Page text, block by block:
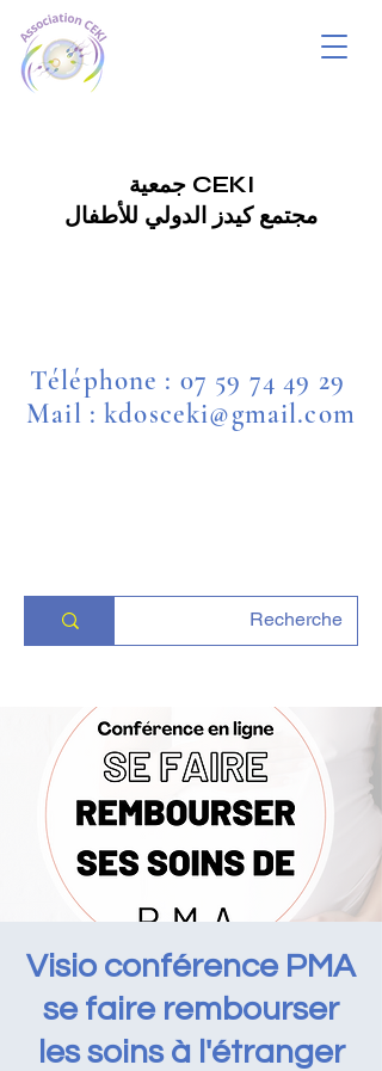
جمعية CEKI
مجتمع كيدز الدولي للأطفال
Téléphone : 07 59 74 49 29
Mail : kdosceki@gmail.com
Visio conférence PMA
se faire rembourser
les soins à l'étranger